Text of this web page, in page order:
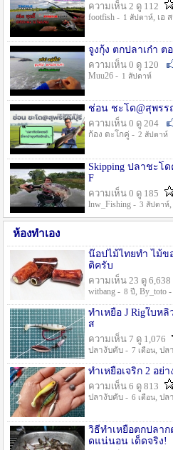
ความเห็น 2 ดู 112
footfish - 1 สัปดาห์, เอ
จูงกุ้ง ตกปลาเก๋า ต
ความเห็น 0 ดู 120
Muu26 - 1 สัปดาห์
ช่อน ชะโด@สุพรร
ความเห็น 0 ดู 204
ก้อง ตะโกคู่ - 2 สัปดาห์
Skipping ปลาชะโด
F
ความเห็น 0 ดู 185
lnw_Fishing - 3 สัปดาห์
ห้องทำเอง
น๊อปไม้ไทยทำ ไม้ข
ติครับ
ความเห็น 23 ดู 6,638
witbang - 8 ปี , By_toto -
ทำเหยื่อ J Rigใบห
ส
ความเห็น 7 ดู 1,076
ปลางับคับ - 7 เดือน, ปล
ทำเหยื่อเจริก 2 อย่
ความเห็น 6 ดู 813
ปลางับคับ - 6 เดือน, ปล
วิธีทำเหยื่อตกปลา
ดแน่นอน เด็ดจริง!